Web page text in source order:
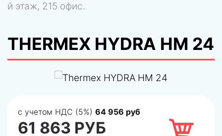
й этаж, 215 офис.
THERMEX HYDRA HM 24
с учетом НДС (5%) 64 956 руб
61 863 РУБ